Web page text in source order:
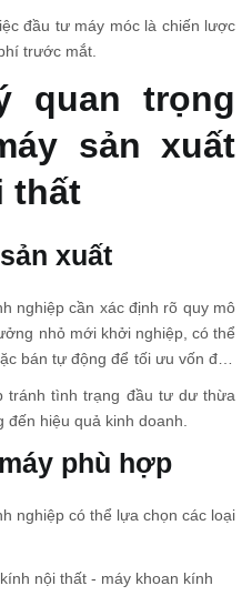
đầu tư máy móc là chiến lược
trước mắt.
quan trọng
sản xuất
thất
xuất
nghiệp cần xác định rõ quy mô
nhỏ mới khởi nghiệp, có thể
bán tự động để tối ưu vốn đầu
nghiệp hướng đến sản xuất
đồng bộ và tự động hóa
tránh tình trạng đầu tư dư thừa
đến hiệu quả kinh doanh.
phù hợp
nghiệp có thể lựa chọn các loại